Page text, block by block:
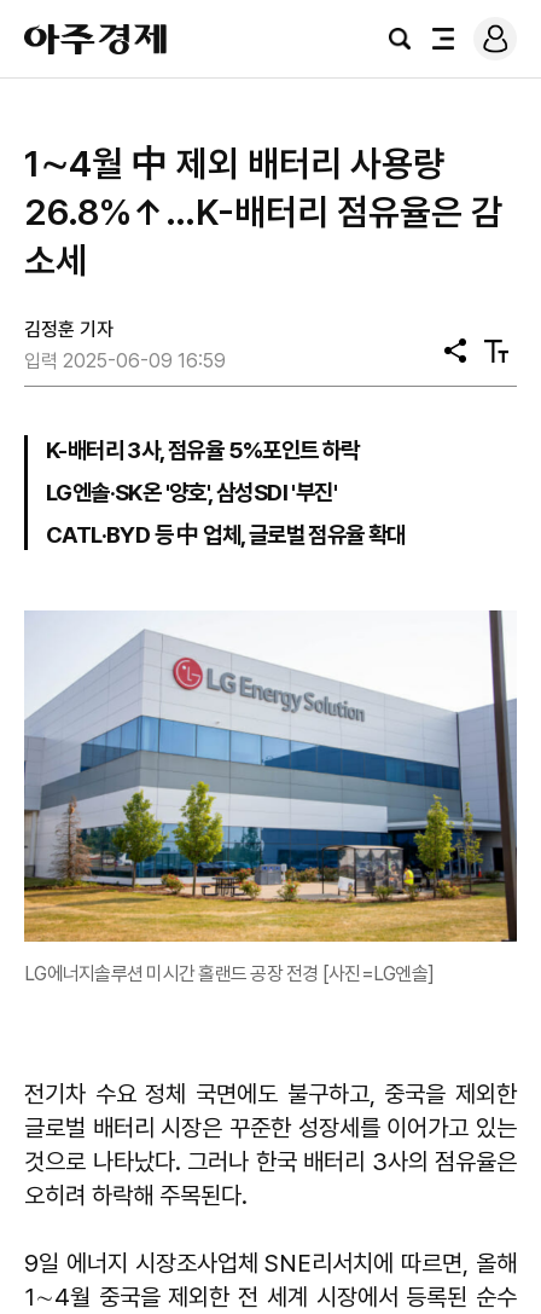
아
주
경
검
전
로
그
1∼4월 中 제외 배터리 사용량
26.8%↑…K-배터리 점유율은 감
소세
김정훈 기자
입력 2025-06-09 16:59
공
유
텍
스
K-배터리 3사, 점유율 5%포인트 하락
LG엔솔·SK온 '양호', 삼성SDI '부진'
CATL·BYD 등 中 업체, 글로벌 점유율 확대
LG에너지솔루션 미시간 홀랜드 공장 전경 [사진=LG엔솔]
전기차 수요 정체 국면에도 불구하고, 중국을 제외한
글로벌 배터리 시장은 꾸준한 성장세를 이어가고 있는
것으로 나타났다. 그러나 한국 배터리 3사의 점유율은
오히려 하락해 주목된다.
9일 에너지 시장조사업체 SNE리서치에 따르면, 올해
1∼4월 중국을 제외한 전 세계 시장에서 등록된 순수